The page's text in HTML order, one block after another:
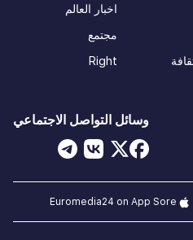
اخبار العالم
مجتمع
Right
وسائل التواصل الاجتماعي
Euromedia24 on App Sore